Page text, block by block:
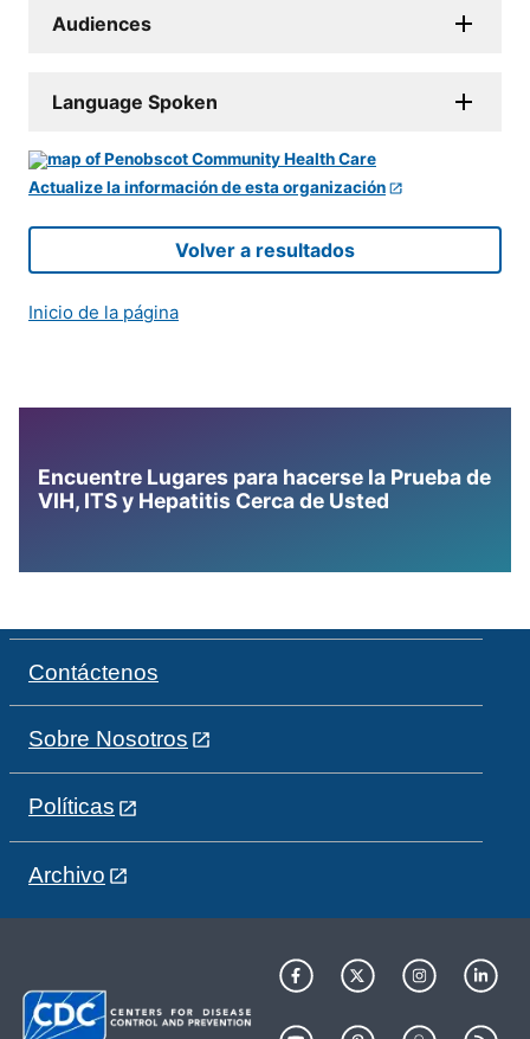
Audiences
Language Spoken
Actualize la información de esta organización
Volver a resultados
Inicio de la página
Encuentre Lugares para hacerse la Prueba de
VIH, ITS y Hepatitis Cerca de Usted
Contáctenos
Sobre Nosotros
Políticas
Archivo